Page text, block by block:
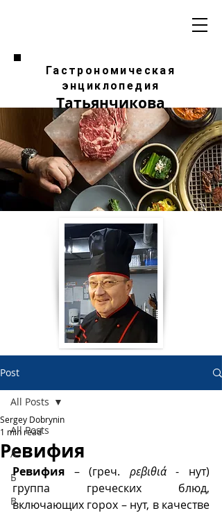
Гастрономическая
энциклопедия
Татьянчикова
Post
All Posts
А
Б
В
All Posts
Ревифия
Sergey Dobrynin
1 min read
Ревифия – (греч. ρεβιθιά - нут)
группа греческих блюд,
включающих горох – нут, в качестве